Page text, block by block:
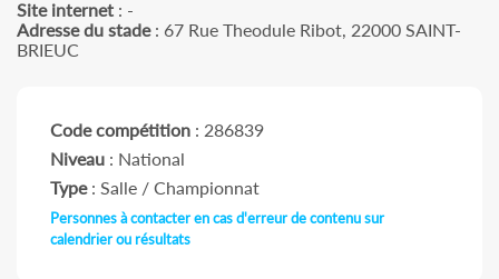
Site internet : -
Adresse du stade: 67 Rue Theodule Ribot, 22000 SAINT-
BRIEUC
Code compétition : 286839
Niveau : National
Type: Salle / Championnat
Personnes à contacter en cas d'erreur de contenu sur
calendrier ou résultats